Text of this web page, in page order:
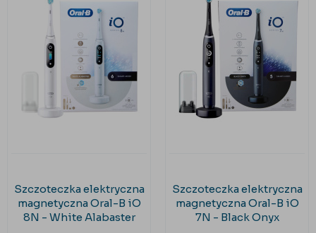
Szczoteczka elektryczna
magnetyczna Oral-B iO
8N - White Alabaster
Szczoteczka elektryczna
magnetyczna Oral-B iO
7N - Black Onyx